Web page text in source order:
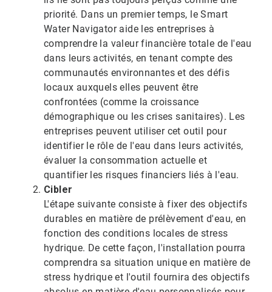
priorité. Dans un premier temps, le Smart
Water Navigator aide les entreprises à
comprendre la valeur financière totale de l'eau
dans leurs activités, en tenant compte des
communautés environnantes et des défis
locaux auxquels elles peuvent être
confrontées (comme la croissance
démographique ou les crises sanitaires). Les
entreprises peuvent utiliser cet outil pour
identifier le rôle de l'eau dans leurs activités,
évaluer la consommation actuelle et
quantifier les risques financiers liés à l'eau.​​​​​​​
Cibler
L'étape suivante consiste à fixer des objectifs
durables en matière de prélèvement d'eau, en
fonction des conditions locales de stress
hydrique.​​​​​​​ De cette façon, l'installation pourra
comprendra sa situation unique en matière de
stress hydrique et l'outil fournira des objectifs